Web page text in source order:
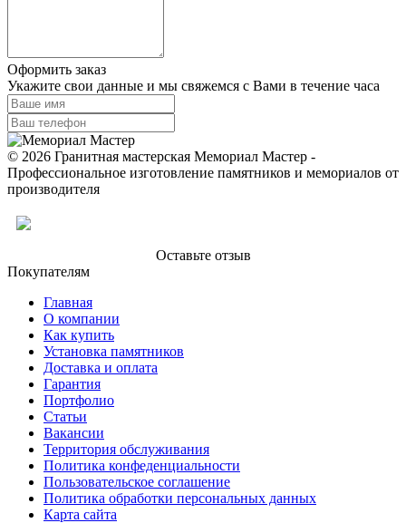
Оформить заказ
Укажите свои данные и мы свяжемся с Вами в течение часа
© 2026 Гранитная мастерская Мемориал Мастер -
Профессиональное изготовление памятников и мемориалов от
производителя
Оставьте отзыв
Покупателям
Главная
О компании
Как купить
Установка памятников
Доставка и оплата
Гарантия
Портфолио
Статьи
Вакансии
Территория обслуживания
Политика конфеденциальности
Пользовательское соглашение
Политика обработки персональных данных
Карта сайта